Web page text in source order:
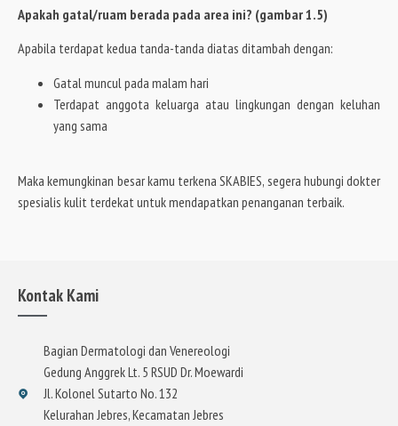
Apakah gatal/ruam berada pada area ini? (gambar 1.5)
Apabila terdapat kedua tanda-tanda diatas ditambah dengan:
Gatal muncul pada malam hari
Terdapat anggota keluarga atau lingkungan dengan keluhan
yang sama
Maka kemungkinan besar kamu terkena SKABIES, segera hubungi dokter
spesialis kulit terdekat untuk mendapatkan penanganan terbaik.
Kontak Kami
Bagian Dermatologi dan Venereologi
Gedung Anggrek Lt. 5 RSUD Dr. Moewardi
Jl. Kolonel Sutarto No. 132
Kelurahan Jebres, Kecamatan Jebres